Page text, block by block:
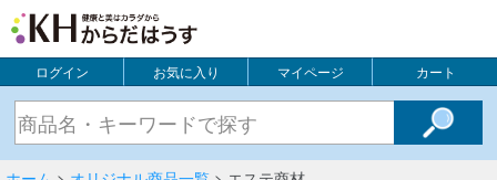
ログイン お気に入り マイページ カート